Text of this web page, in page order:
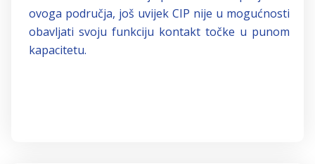
ovoga područja, još uvijek CIP nije u mogućnosti
obavljati svoju funkciju kontakt točke u punom
kapacitetu.